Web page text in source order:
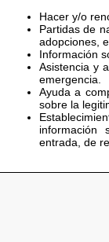
Hacer y/o
Partidas de
adopciones,
Información
Asistencia y
emergencia.
Ayuda a
sobre la
información
entrada, de